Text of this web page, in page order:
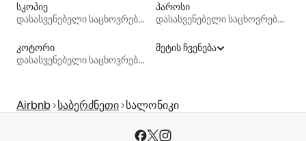
სკოპიე
დასასვენებელი საცხოვრებლები
პაროსი
დასასვენებელი საცხოვრებლები
კოტორი
დასასვენებელი საცხოვრებლები
მეტის ჩვენება
Airbnb საბერძნეთი სალონიკი